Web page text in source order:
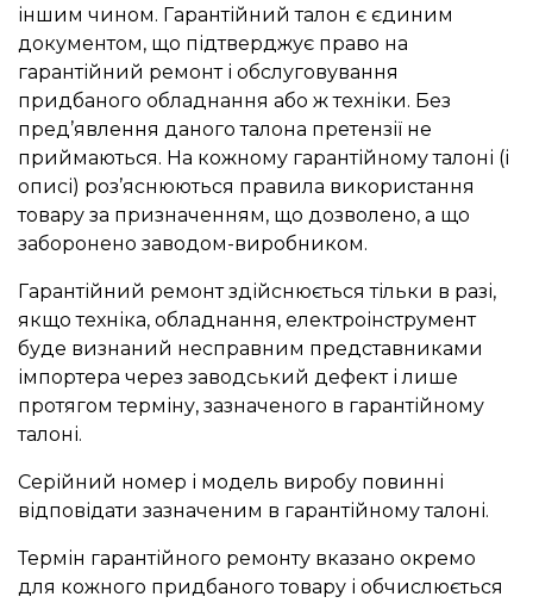
іншим чином. Гарантійний талон є єдиним
документом, що підтверджує право на
гарантійний ремонт і обслуговування
придбаного обладнання або ж техніки. Без
пред’явлення даного талона претензії не
приймаються. На кожному гарантійному талоні (і
описі) роз’яснюються правила використання
товару за призначенням, що дозволено, а що
заборонено заводом-виробником.
Гарантійний ремонт здійснюється тільки в разі,
якщо техніка, обладнання, електроінструмент
буде визнаний несправним представниками
імпортера через заводський дефект і лише
протягом терміну, зазначеного в гарантійному
талоні.
Серійний номер і модель виробу повинні
відповідати зазначеним в гарантійному талоні.
Термін гарантійного ремонту вказано окремо
для кожного придбаного товару і обчислюється